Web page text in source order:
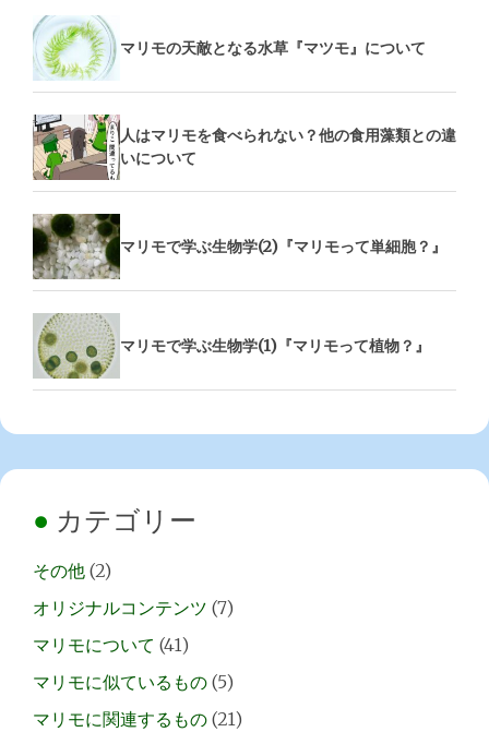
マリモの天敵となる水草『マツモ』について
人はマリモを食べられない？他の食用藻類との違
いについて
マリモで学ぶ生物学(2)『マリモって単細胞？』
マリモで学ぶ生物学(1)『マリモって植物？』
カテゴリー
その他 (2)
オリジナルコンテンツ (7)
マリモについて (41)
マリモに似ているもの (5)
マリモに関連するもの (21)